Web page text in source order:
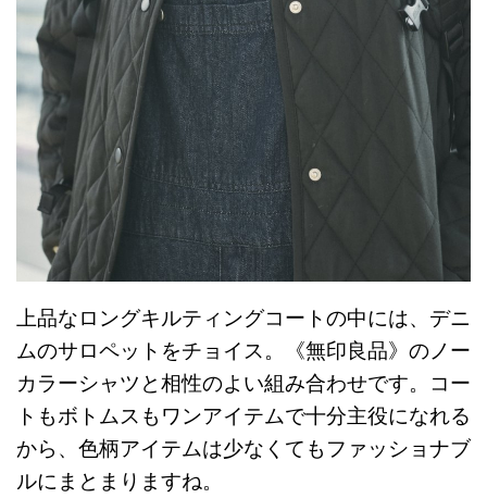
上品なロングキルティングコートの中には、デニ
ムのサロペットをチョイス。《無印良品》のノー
カラーシャツと相性のよい組み合わせです。コー
トもボトムスもワンアイテムで十分主役になれる
から、色柄アイテムは少なくてもファッショナブ
ルにまとまりますね。